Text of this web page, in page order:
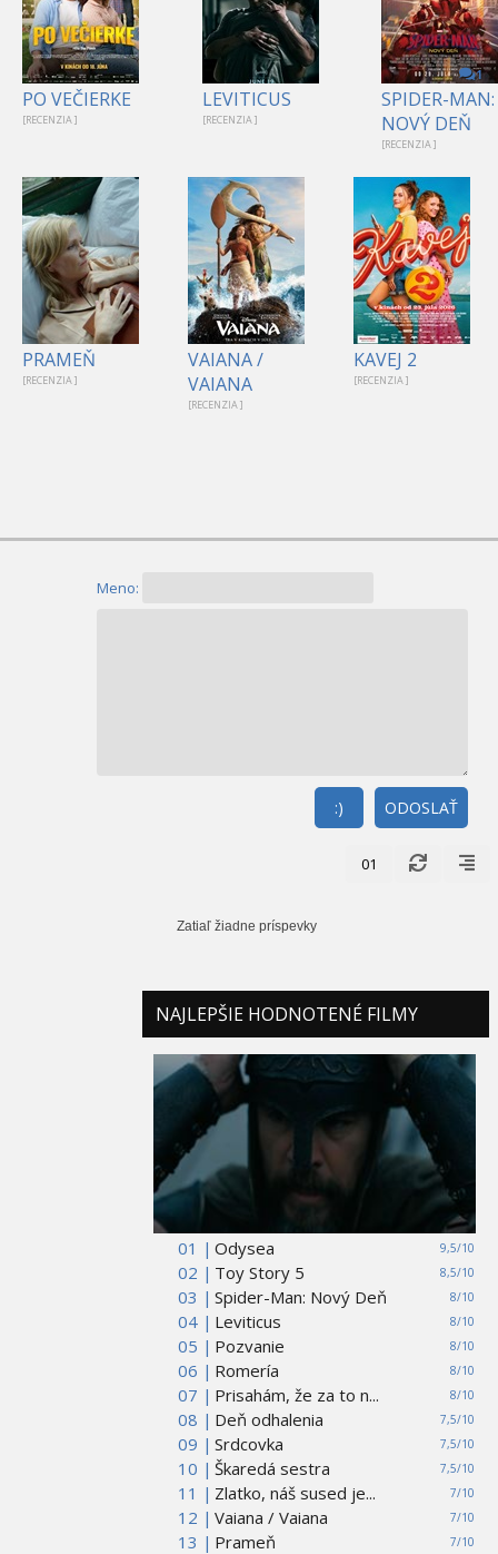
PO VEČIERKE
[RECENZIA ]
LEVITICUS
[RECENZIA ]
1
SPIDER-MAN:
NOVÝ DEŇ
[RECENZIA ]
PRAMEŇ
[RECENZIA ]
VAIANA /
VAIANA
[RECENZIA ]
KAVEJ 2
[RECENZIA ]
Meno:
ODOSLAŤ
:)
01
Zatiaľ žiadne príspevky
NAJLEPŠIE HODNOTENÉ FILMY
01 | 9,5/10
Odysea
02 |
8,5/10
Toy Story 5
03 |
8/10
Spider-Man: Nový Deň
04 |
8/10
Leviticus
05 |
8/10
Pozvanie
06 |
8/10
Romería
07 |
8/10
Prisahám, že za to n...
08 |
7,5/10
Deň odhalenia
09 |
7,5/10
Srdcovka
10 |
7,5/10
Škaredá sestra
11 |
7/10
Zlatko, náš sused je...
12 |
7/10
Vaiana / Vaiana
13 |
7/10
Prameň